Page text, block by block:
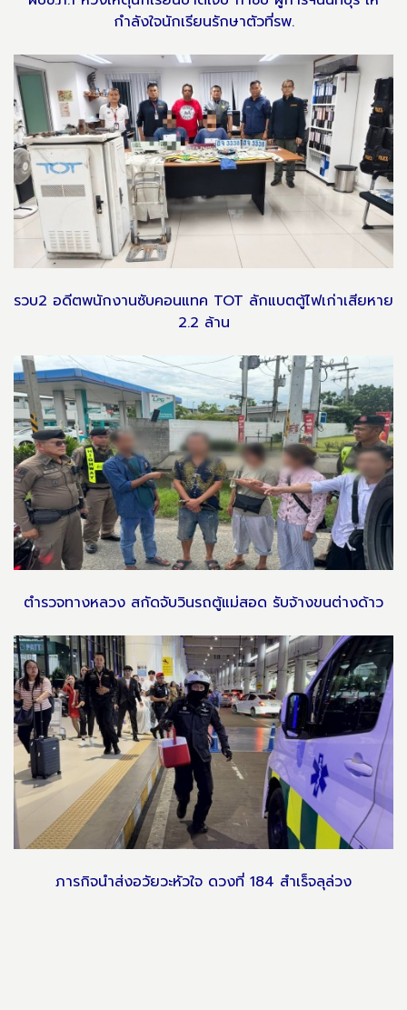
กำลังใจนักเรียนรักษาตัวที่รพ.
รวบ2 อดีตพนักงานซับคอนแทค TOT ลักแบตตู้ไฟเก่าเสียหาย
2.2 ล้าน
ตำรวจทางหลวง สกัดจับวินรถตู้แม่สอด รับจ้างขนต่างด้าว
ภารกิจนำส่งอวัยวะหัวใจ ดวงที่ 184 สำเร็จลุล่วง